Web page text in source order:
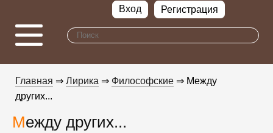
Вход Регистрация
Главная ⇒ Лирика ⇒ Философские ⇒ Между
других...
Между других...